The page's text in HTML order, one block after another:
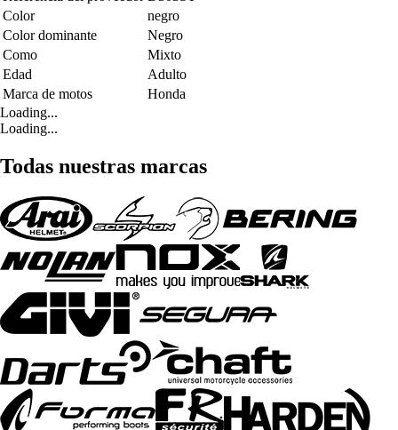
Color
negro
Color dominante
Negro
Como
Mixto
Edad
Adulto
Marca de motos
Honda
Loading...
Loading...
Todas nuestras marcas